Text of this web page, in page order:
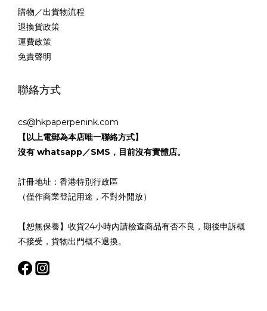
購物／出貨物流程
退換貨政策
運費政策
免責聲明
聯絡方式
cs@hkpaperpenink.com
【以上電郵為本店唯一聯絡方式】
沒有 whatsapp／SMS，目前沒有實體店。
註冊地址：香港特別行政區
（僅作商業登記用途，不對外開放）
【恕無保養】收貨24小時內請檢查商品有否不良，期後申訴概
不接受，貨物出門概不退換。